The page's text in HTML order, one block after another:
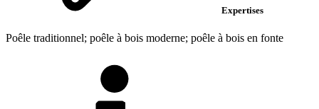
Expertises
Poêle traditionnel; poêle à bois moderne; poêle à bois en fonte